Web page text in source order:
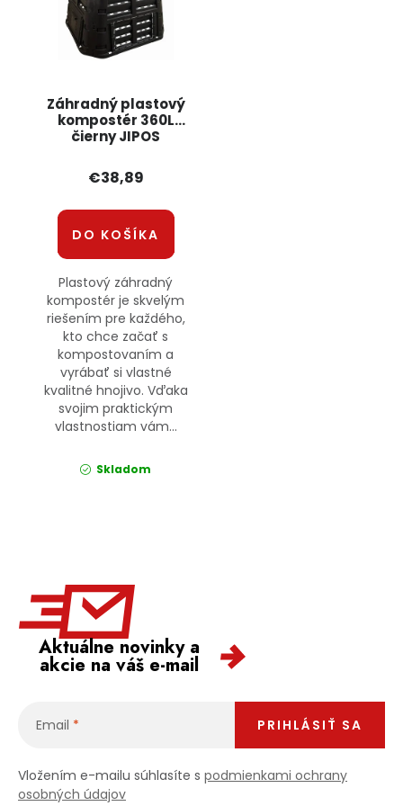
Záhradný plastový
kompostér 360L
čierny JIPOS
€38,89
DO KOŠÍKA
Plastový záhradný
kompostér je skvelým
riešením pre každého,
kto chce začať s
kompostovaním a
vyrábať si vlastné
kvalitné hnojivo. Vďaka
svojim praktickým
vlastnostiam vám...
Skladom
Aktuálne novinky a
akcie na váš e-mail
Email
Vložením e-mailu súhlasíte s podmienkami ochrany
osobných údajov
PRIHLÁSIŤ SA